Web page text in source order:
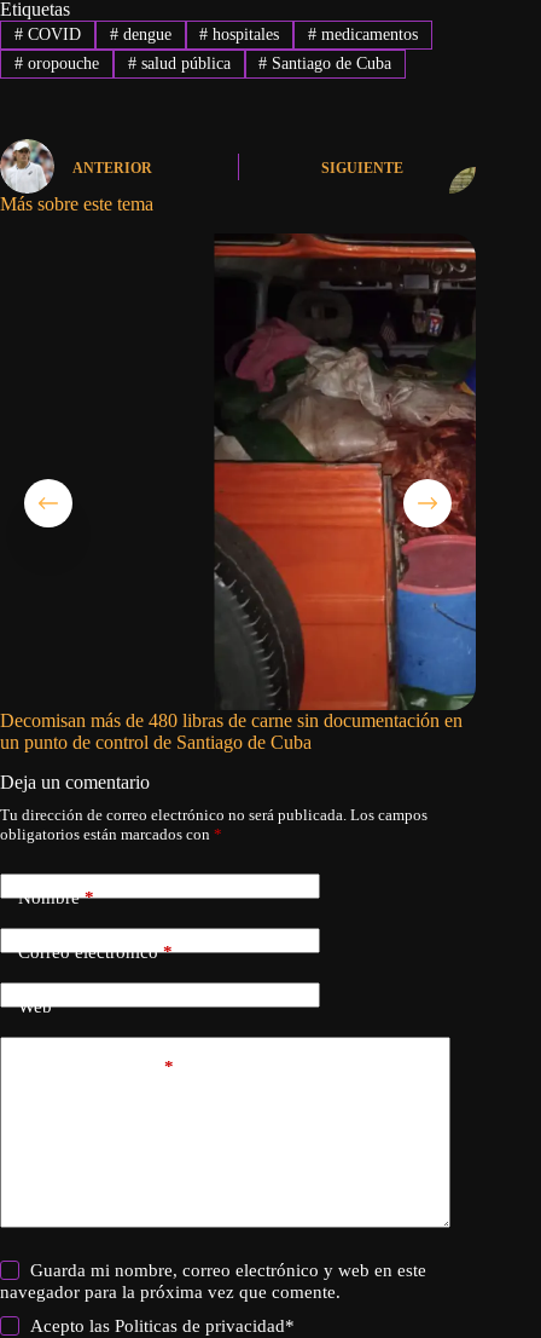
Etiquetas
#COVID #dengue # hospitales # medicamentos
#oropouche #salud pública # Santiago de Cuba
ANTERIOR SIGUIENTE
Más sobre este tema
Decomisan más de 480 libras de carne sin documentación en
un punto de control de Santiago de Cuba
Deja un comentario
Tu dirección de correo electrónico no será publicada. Los campos
obligatorios están marcados con *
Nombre*
Correo electrónico*
Web
*
Guarda mi nombre, correo electrónico y web en este
navegador para la próxima vez que comente.
Acepto lasPoliticas de privacidad*